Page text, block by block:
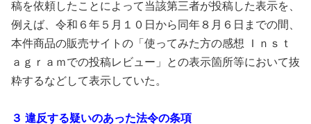
稿を依頼したことによって当該第三者が投稿した表示を、
例えば、令和６年５月１０日から同年８月６日までの間、
本件商品の販売サイトの「使ってみた方の感想 Ｉｎｓｔ
ａｇｒａｍでの投稿レビュー」との表示箇所等において抜
粋するなどして表示していた。
３ 違反する疑いのあった法令の条項